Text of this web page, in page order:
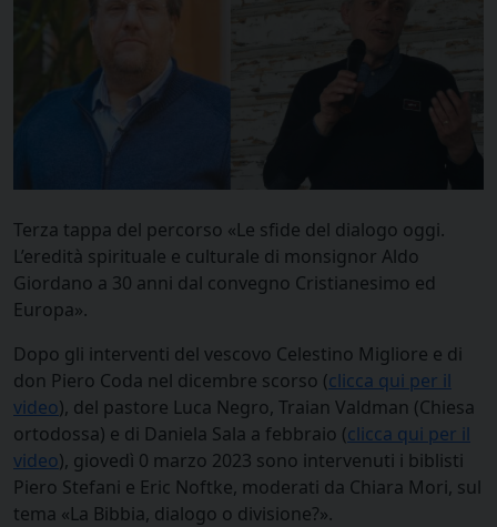
Terza tappa del percorso «Le sfide del dialogo oggi.
L’eredità spirituale e culturale di monsignor Aldo
Giordano a 30 anni dal convegno Cristianesimo ed
Europa».
Dopo gli interventi del vescovo Celestino Migliore e di
don Piero Coda nel dicembre scorso (clicca qui per il
video), del pastore Luca Negro, Traian Valdman (Chiesa
ortodossa) e di Daniela Sala a febbraio (clicca qui per il
video), giovedì 0 marzo 2023 sono intervenuti i biblisti
Piero Stefani e Eric Noftke, moderati da Chiara Mori, sul
tema «La Bibbia, dialogo o divisione?».